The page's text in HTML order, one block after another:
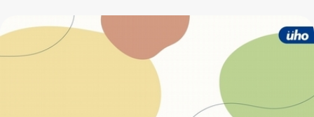
影像學檢查，將可大幅提昇癌症預測準確性，比起傳統癌症篩檢標
記如CEA、CA-125等，敏感度及準確性更高，臨床上亦可偵測微小
轉移病灶或復發之可能，無疑是癌症篩檢的一大利器。
示，肝癌的診斷除了觸診外，常見的是透過「血液檢查」與「甲型
胎兒蛋白檢查」。不過，蘇劍秋醫師指出，有10-15﹪肝功能指數正
常患者，事後卻仍不幸發現罹患肝硬化或肝癌，因此僅靠血液檢查
來判斷肝功能是否正常是不夠的，應再經由超音波、電腦斷層及核
磁掃描、血管攝影等專業醫療儀器作進一步的檢查。肝癌大多數發
生在患有B型肝炎、酒精性肝硬化、其他型肝硬化、C型肝炎、肝內